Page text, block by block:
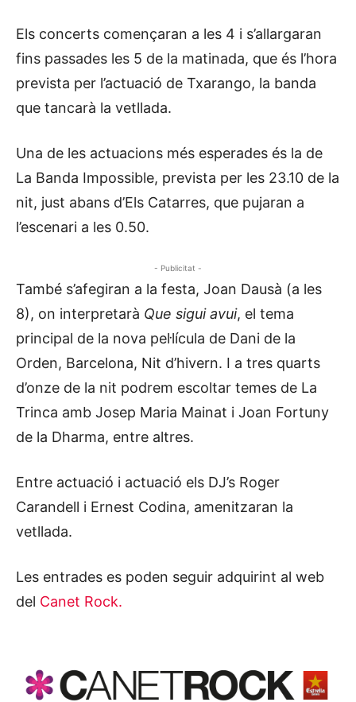
Els concerts començaran a les 4 i s’allargaran
fins passades les 5 de la matinada, que és l’hora
prevista per l’actuació de Txarango, la banda
que tancarà la vetllada.
Una de les actuacions més esperades és la de
La Banda Impossible, prevista per les 23.10 de la
nit, just abans d’Els Catarres, que pujaran a
l’escenari a les 0.50.
- Publicitat -
També s’afegiran a la festa, Joan Dausà (a les
8), on interpretarà Que sigui avui, el tema
principal de la nova pel·lícula de Dani de la
Orden, Barcelona, Nit d’hivern. I a tres quarts
d’onze de la nit podrem escoltar temes de La
Trinca amb Josep Maria Mainat i Joan Fortuny
de la Dharma, entre altres.
Entre actuació i actuació els DJ’s Roger
Carandell i Ernest Codina, amenitzaran la
vetllada.
Les entrades es poden seguir adquirint al web
del Canet Rock.